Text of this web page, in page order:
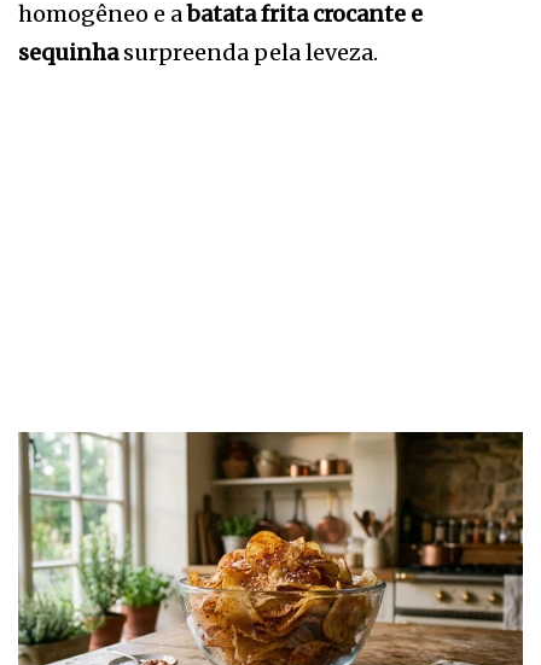
homogêneo e abatata frita crocante e
sequinhasurpreenda pela leveza.